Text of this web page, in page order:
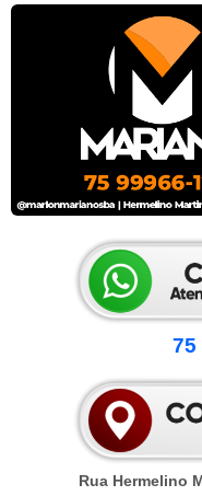
75
Rua Hermelino